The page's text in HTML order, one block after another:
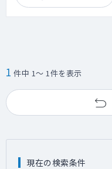
1 件中 1～ 1件を表示
現在の検索条件